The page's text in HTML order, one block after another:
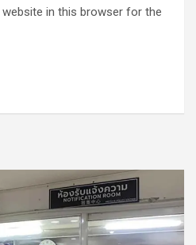
website in this browser for the